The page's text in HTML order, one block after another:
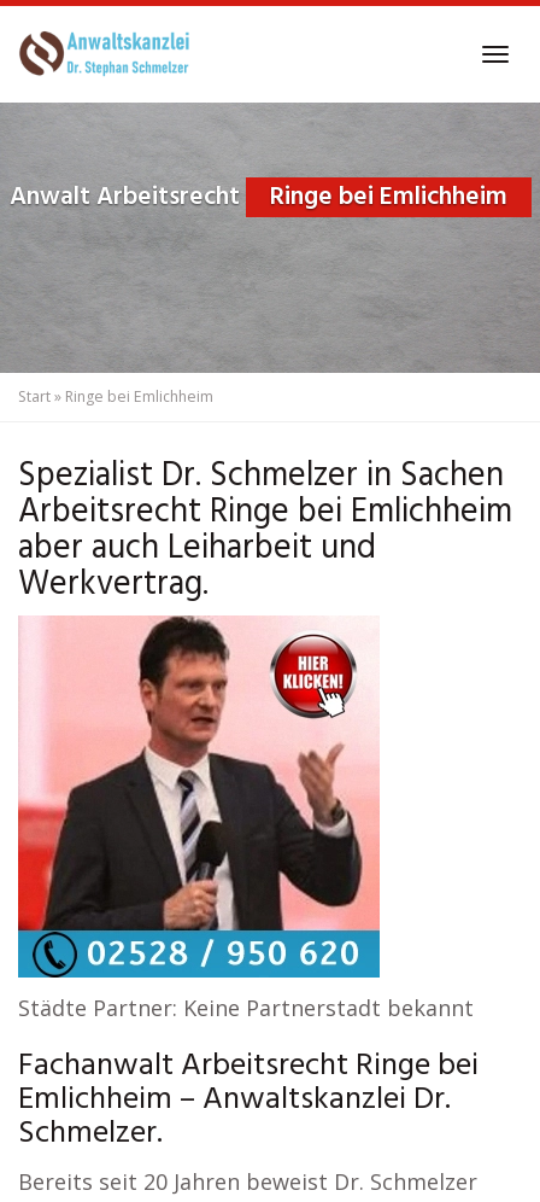
to
Anwalt Arbeitsrecht Ringe bei Emlichheim
Start» Ringe bei Emlichheim
Spezialist Dr. Schmelzer in Sachen
Arbeitsrecht Ringe bei Emlichheim
aber auch Leiharbeit und
Werkvertrag.
Städte Partner: Keine Partnerstadt bekannt
Fachanwalt Arbeitsrecht Ringe bei
Emlichheim – Anwaltskanzlei Dr.
Schmelzer.
Bereits seit 20 Jahren beweist Dr. Schmelzer